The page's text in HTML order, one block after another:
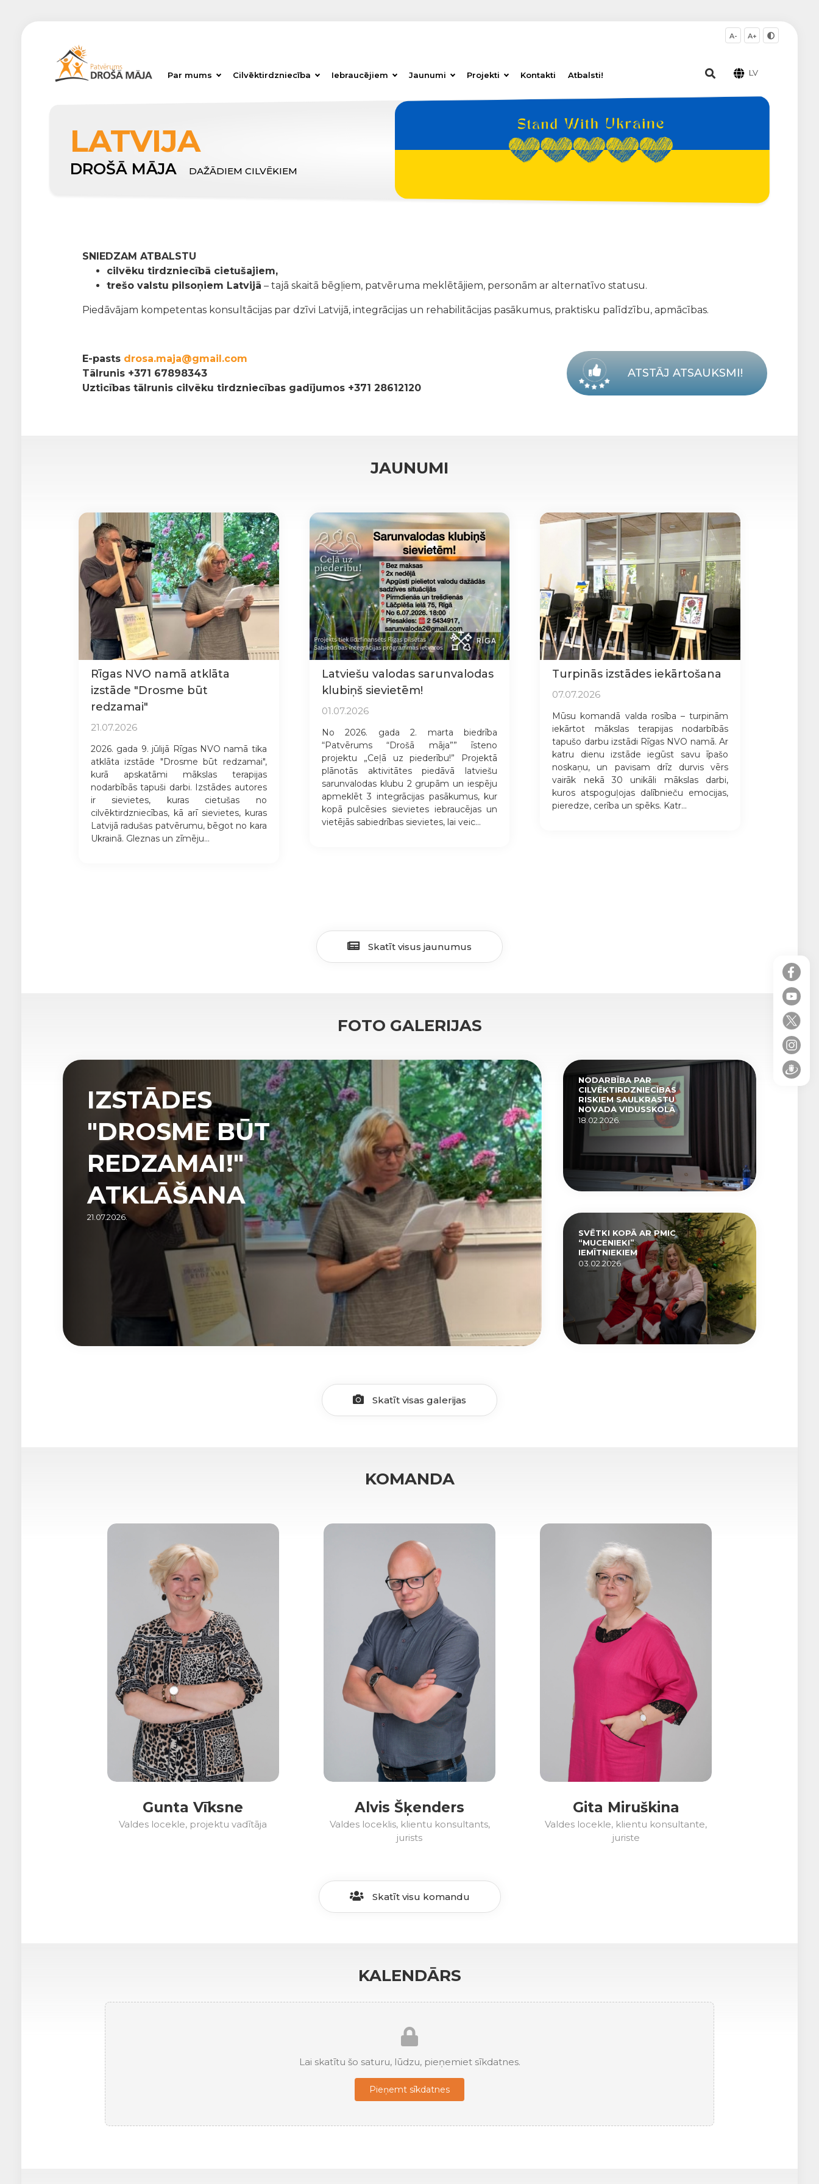
Par mums Cilvēktirdzniecība Iebraucējiem Jaunumi Projekti Kontakti Atbalsti!
A- A+
LV
LATVIJA
DROŠĀ MĀJA DAŽĀDIEM CILVĒKIEM
SNIEDZAM ATBALSTU
cilvēku tirdzniecībā cietušajiem,
trešo valstu pilsoņiem Latvijā – tajā skaitā bēgļiem, patvēruma meklētājiem, personām ar alternatīvo statusu.
Piedāvājam kompetentas konsultācijas par dzīvi Latvijā, integrācijas un rehabilitācijas pasākumus, praktisku palīdzību, apmācības.
E-pasts drosa.maja@gmail.com
Tālrunis +371 67898343
Uzticības tālrunis cilvēku tirdzniecības gadījumos +371 28612120
ATSTĀJ ATSAUKSMI!
JAUNUMI
Rīgas NVO namā atklāta
izstāde "Drosme būt
redzamai"
21.07.2026
2026. gada 9. jūlijā Rīgas NVO namā tika
atklāta izstāde "Drosme būt redzamai",
kurā apskatāmi mākslas terapijas
nodarbībās tapuši darbi. Izstādes autores
ir sievietes, kuras cietušas no
cilvēktirdzniecības, kā arī sievietes, kuras
Latvijā radušas patvērumu, bēgot no kara
Ukrainā. Gleznas un zīmēju...
Latviešu valodas sarunvalodas
klubiņš sievietēm!
01.07.2026
No 2026. gada 2. marta biedrība
“Patvērums “Drošā māja”” īsteno
projektu „Ceļā uz piederību!” Projektā
plānotās aktivitātes piedāvā latviešu
sarunvalodas klubu 2 grupām un iespēju
apmeklēt 3 integrācijas pasākumus, kur
kopā pulcēsies sievietes iebraucējas un
vietējās sabiedrības sievietes, lai veic...
Turpinās izstādes iekārtošana
07.07.2026
Mūsu komandā valda rosība – turpinām
iekārtot mākslas terapijas nodarbībās
tapušo darbu izstādi Rīgas NVO namā. Ar
katru dienu izstāde iegūst savu īpašo
noskaņu, un pavisam drīz durvis vērs
vairāk nekā 30 unikāli mākslas darbi,
kuros atspoguļojas dalībnieču emocijas,
pieredze, cerība un spēks. Katr...
Skatīt visus jaunumus
FOTO GALERIJAS
IZSTĀDES
"DROSME BŪT
REDZAMAI!"
ATKLĀŠANA
21.07.2026.
NODARBĪBA PAR
CILVĒKTIRDZNIECĪBAS
RISKIEM SAULKRASTU
NOVADA VIDUSSKOLĀ
18.02.2026.
SVĒTKI KOPĀ AR PMIC
“MUCENIEKI”
IEMĪTNIEKIEM
03.02.2026.
Skatīt visas galerijas
KOMANDA
Gunta Vīksne
Valdes locekle, projektu vadītāja
Alvis Šķenders
Valdes loceklis, klientu konsultants,
jurists
Gita Miruškina
Valdes locekle, klientu konsultante,
juriste
Skatīt visu komandu
KALENDĀRS
Lai skatītu šo saturu, lūdzu, pieņemiet sīkdatnes.
Pieņemt sīkdatnes